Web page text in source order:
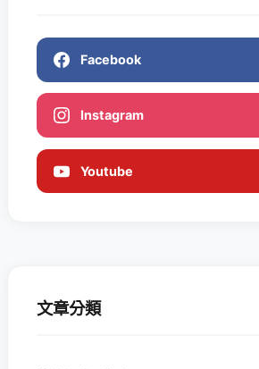
Facebook
Instagram
Youtube
文章分類